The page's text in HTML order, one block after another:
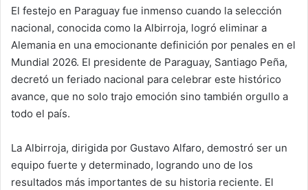
El festejo en Paraguay fue inmenso cuando la selección
nacional, conocida como la Albirroja, logró eliminar a
Alemania en una emocionante definición por penales en el
Mundial 2026. El presidente de Paraguay, Santiago Peña,
decretó un feriado nacional para celebrar este histórico
avance, que no solo trajo emoción sino también orgullo a
todo el país.
La Albirroja, dirigida por Gustavo Alfaro, demostró ser un
equipo fuerte y determinado, logrando uno de los
resultados más importantes de su historia reciente. El